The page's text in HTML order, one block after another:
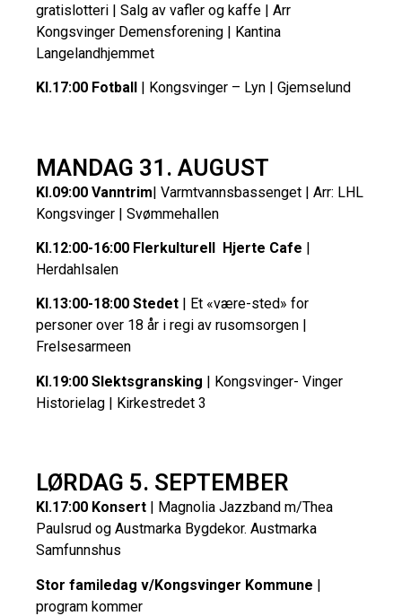
gratislotteri | Salg av vafler og kaffe | Arr
Kongsvinger Demensforening | Kantina
Langelandhjemmet
Kl.17:00 Fotball | Kongsvinger – Lyn | Gjemselund
MANDAG 31. AUGUST
Kl.09:00 Vanntrim| Varmtvannsbassenget | Arr: LHL
Kongsvinger | Svømmehallen
Kl.12:00-16:00 Flerkulturell Hjerte Cafe |
Herdahlsalen
Kl.13:00-18:00 Stedet | Et «være-sted» for
personer over 18 år i regi av rusomsorgen |
Frelsesarmeen
Kl.19:00 Slektsgransking | Kongsvinger- Vinger
Historielag | Kirkestredet 3
LØRDAG 5. SEPTEMBER
Kl.17:00 Konsert | Magnolia Jazzband m/Thea
Paulsrud og Austmarka Bygdekor. Austmarka
Samfunnshus
Stor familedag v/Kongsvinger Kommune |
program kommer